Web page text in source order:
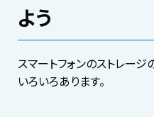
よう
スマートフォンのストレー
いろいろあります。